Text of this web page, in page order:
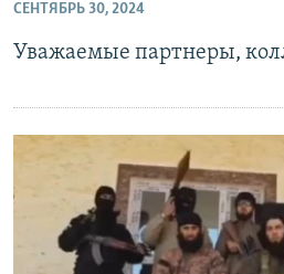
СЕНТЯБРЬ 30, 2024
Уважаемые партнеры,